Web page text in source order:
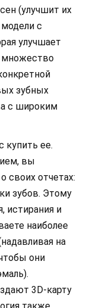
(улучшит их
с
улучшает
множество
зубных
с широким
купить ее.
вы
своих отчетах:
зубов. Этому
истирания и
наиболее
на
они
3D-карту